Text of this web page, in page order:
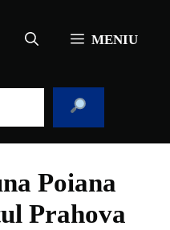
MENIU
Poiana
Prahova